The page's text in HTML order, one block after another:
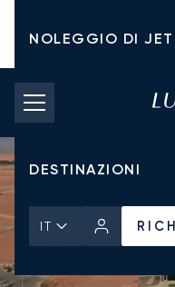
NOLEGGIO DI JET
TARIFFE DI
JET PRIVATI
DESTINAZIONI
IT